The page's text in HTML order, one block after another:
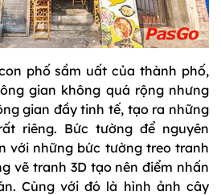
phố sầm uất của thành phố,
gian không quá rộng nhưng
gian đầy tinh tế, tạo ra những
riêng. Bức tường để nguyên
với những bức tường treo tranh
vẽ tranh 3D tạo nên điểm nhấn
Cùng với đó là hình ảnh cây